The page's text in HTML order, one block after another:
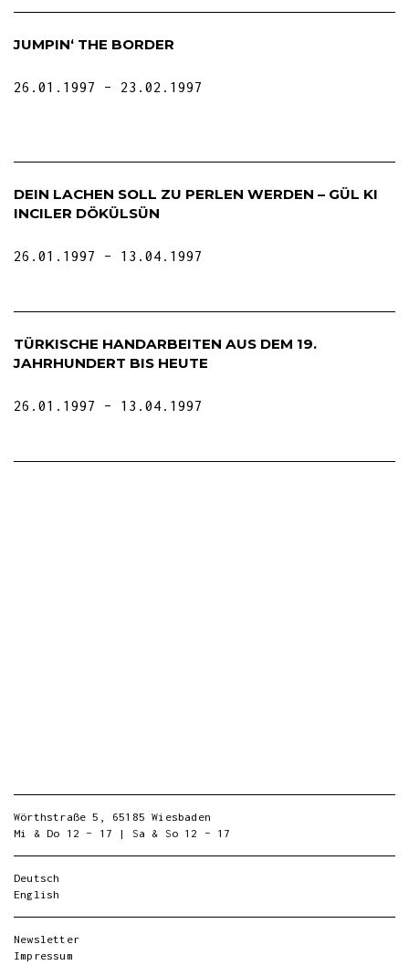
JUMPIN‘ THE BORDER
26.01.1997 23.02.1997
DEIN LACHEN SOLL ZU PERLEN WERDEN – GÜL KI
INCILER DÖKÜLSÜN
26.01.1997 13.04.1997
TÜRKISCHE HANDARBEITEN AUS DEM 19.
JAHRHUNDERT BIS HEUTE
26.01.1997 13.04.1997
Wörthstraße 5, 65185 Wiesbaden
Mi & Do 12 – 17 | Sa & So 12 – 17
Deutsch
English
Newsletter
Impressum